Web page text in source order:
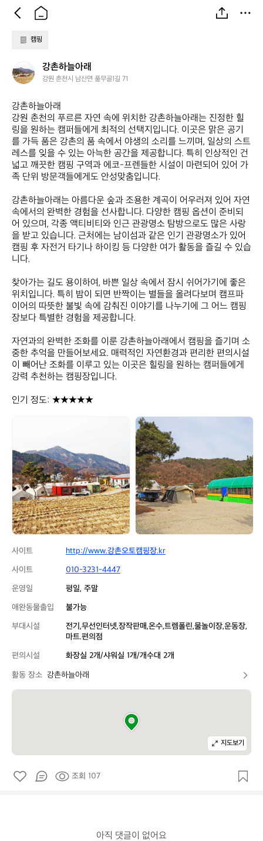
캠핑
강
촌
늘
아
래
강촌하늘아래
강원 춘천시 남산면 풀무골1길 71
강촌하늘아래
강원 춘천의 푸르른 자연 속에 위치한 강촌하늘아래는 진정한 힐
링을 원하는 캠퍼들에게 최적의 선택지입니다. 이곳은 맑은 공기
를 가득 품은 강촌의 품 속에서 야생의 소리를 느끼며, 일상의 스트
레스를 잊을 수 있는 아늑한 공간을 제공합니다. 특히 인상적인 건
넓고 깨끗한 캠핑 구역과 에코-프렌들한 시설이 마련되어 있어 가
족 단위 방문객들에게도 안성맞춤입니다.
강촌하늘아래는 아름다운 숲과 조용한 계곡이 어우러져 있어 자연
속에서의 완벽한 경험을 선사합니다. 다양한 캠핑 옵션이 준비되
어 있으며, 각종 액티비티와 인근 관광명소 탐방으로도 많은 사랑
을 받고 있습니다. 근처에는 남이섬과 같은 인기 관광명소가 있어
캠핑 후 자전거 타기나 하이킹 등 다양한 여가 활동을 즐길 수 있습
니다.
찾아가는 길도 용이하여, 바쁜 일상 속에서 잠시 쉬어가기에 좋은
위치입니다. 특히 밤이 되면 반짝이는 별들을 올려다보며 캠프파
이어의 따뜻한 불빛 속에 감춰진 이야기를 나누기에 그 어느 캠핑
장보다 특별한 경험을 제공합니다.
자연과의 완벽한 조화를 이룬 강촌하늘아래에서 캠핑을 즐기며 소
중한 추억을 만들어보세요. 매력적인 자연환경과 편리한 편의시설
이 빼어난 조화를 이루고 있는 이곳은 힐링을 원하는 캠퍼들에게
강력 추천하는 캠핑장입니다.
인기 정도: ★★★★★
늘
아
래
강
촌
하
늘
아
래
사이트
http://www.강촌오토캠핑장.kr
사이트
010-3231-4447
운영일
평일, 주말
애완동물출입
불가능
부대시설
전기,무선인터넷,장작판매,온수,트렘폴린,물놀이장,운동장,
마트.편의점
편의시설
화장실 2개/샤워실 1개/개수대 2개
활동 장소 강촌하늘아래
지도보기
조회 107
아직 댓글이 없어요